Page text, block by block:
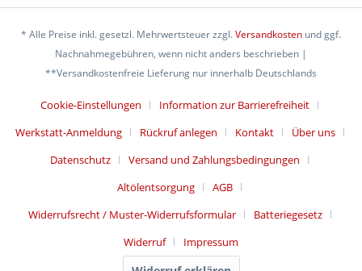
* Alle Preise inkl. gesetzl. Mehrwertsteuer zzgl.Versandkosten und ggf.
Nachnahmegebühren, wenn nicht anders beschrieben |
**Versandkostenfreie Lieferung nur innerhalb Deutschlands
Cookie-Einstellungen
Information zur Barrierefreiheit
Werkstatt-Anmeldung
Rückruf anlegen Kontakt
Über uns
Datenschutz
Versand und Zahlungsbedingungen
Altölentsorgung
AGB
Widerrufsrecht / Muster-Widerrufsformular
Batteriegesetz
Widerruf
Impressum